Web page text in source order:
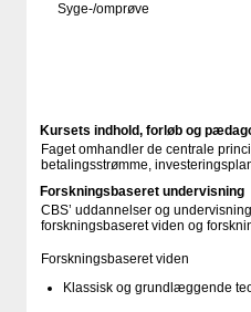
Syge-/omprøve
Kursets indhold, forløb og
Faget omhandler de centrale
betalingsstrømme,
Forskningsbaseret undervisning
CBS’ uddannelser og
forskningsbaseret viden og
Forskningsbaseret viden
Klassisk og grundlæggende